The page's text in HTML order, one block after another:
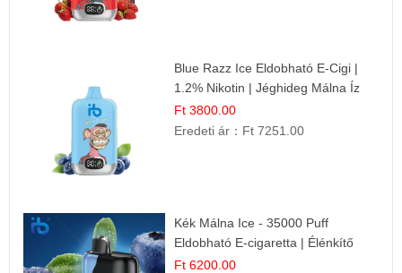
Blue Razz Ice Eldobható E-Cigi |
1.2% Nikotin | Jéghideg Málna Íz
Ft 3800.00
Eredeti ár： Ft 7251.00
Kék Málna Ice - 35000 Puff
Eldobható E-cigaretta | Élénkítő
Gyümölcsös Frissesség!
Ft 6200.00